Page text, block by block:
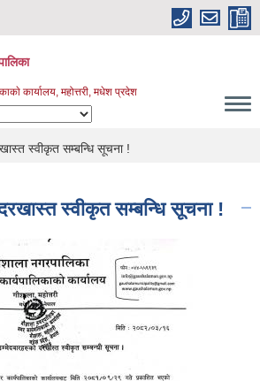
कार्यालय, महोत्तरी, मधेश प्रदेश
स्वीकृत सम्बन्धि सूचना !
स्वीकृत सम्बन्धि सूचना !